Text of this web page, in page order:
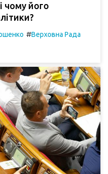
чому його
#Верховна Рада